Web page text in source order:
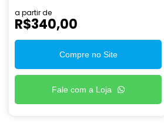
a partir de
R$340,00
Compre no Site
Fale com a Loja